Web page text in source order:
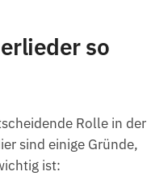
so
Rolle in der
sind einige Gründe,
ist: